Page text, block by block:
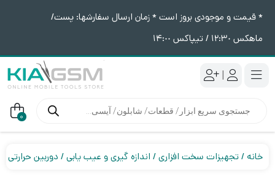
* قیمت و موجودی بروز است * زمان ارسال سفارشها: پست/
ماهکس ١٢:٣٠ / تیپاکس ١۴:٠٠
|
محصولات 0
خانه تجهیزات سخت افزاری اندازه گیری و عیب یابی دوربین حرارتی